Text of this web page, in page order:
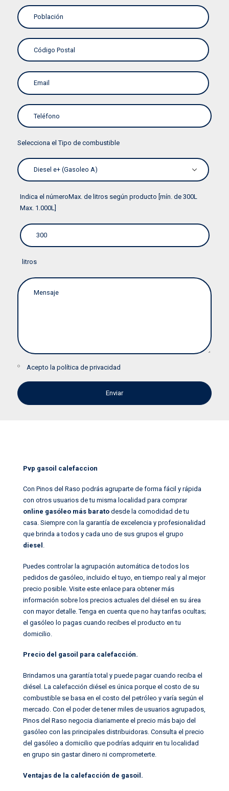
Selecciona el Tipo de combustible
Indica el númeroMax. de litros según producto [mín. de 300L
Max. 1.000L]
litros
Acepto la política de privacidad
Pvp gasoil calefaccion
Con Pinos del Raso podrás agruparte de forma fácil y rápida
con otros usuarios de tu misma localidad para comprar
online gasóleo más baratodesde la comodidad de tu
casa. Siempre con la garantía de excelencia y profesionalidad
que brinda a todos y cada uno de sus grupos el grupo
diesel .
Puedes controlar la agrupación automática de todos los
pedidos de gasóleo, incluido el tuyo, en tiempo real y al mejor
precio posible. Visite este enlace para obtener más
información sobre los precios actuales del diésel en su área
con mayor detalle.Tenga en cuenta que no hay tarifas ocultas;
el gasóleo lo pagas cuando recibes el producto en tu
domicilio.
Precio del gasoil para calefacción.
Brindamos una garantía total y puede pagar cuando reciba el
diésel. La calefacción diésel es única porque el costo de su
combustible se basa en el costo del petróleo y varía según el
mercado. Con el poder de tener miles de usuarios agrupados,
Pinos del Raso negocia diariamente el precio más bajo del
gasóleo con las principales distribuidoras. Consulta el precio
del gasóleo a domicilio que podrías adquirir en tu localidad
en grupo sin gastar dinero ni comprometerte.
Ventajas de la calefacción de gasoil.